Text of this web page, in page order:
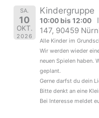
SA.
10
OKT.
2026
Kindergruppe
10:00 bis 12:00
147, 90459
Alle Kinder im
Wir werden wieder
neuen Spielen haben.
geplant.
Gerne darfst du dein
Bitte denkt an eine
Bei Interesse meldet